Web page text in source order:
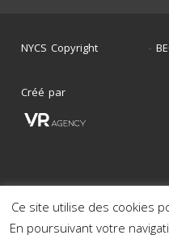
NYCS Copyright -
Créé par
Ce site utilise des cookies
En poursuivant votre